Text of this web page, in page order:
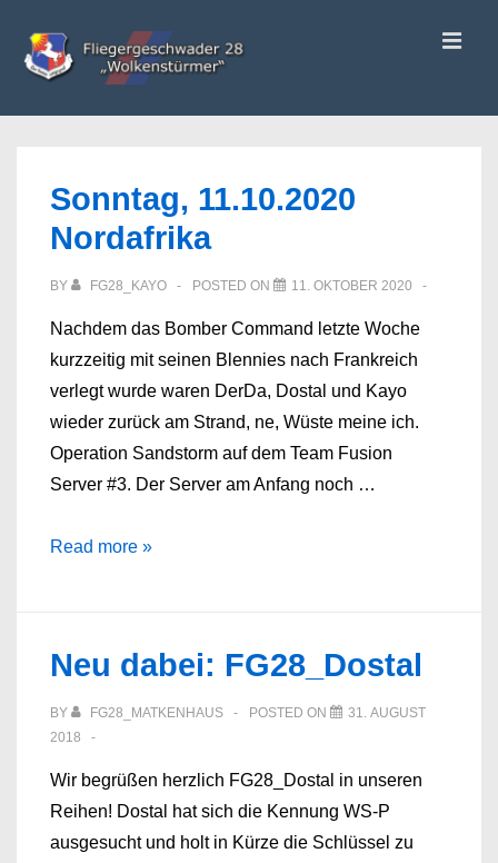
Zum
Inhalt
Sonntag, 11.10.2020
Nordafrika
BY FG28_KAYO POSTED ON 11. OKTOBER 2020
Nachdem das Bomber Command letzte Woche
kurzzeitig mit seinen Blennies nach Frankreich
verlegt wurde waren DerDa, Dostal und Kayo
wieder zurück am Strand, ne, Wüste meine ich.
Operation Sandstorm auf dem Team Fusion
Server #3. Der Server am Anfang noch …
Sonntag,
Read more »
Neu dabei: FG28_Dostal
BY FG28_MATKENHAUS POSTED ON
31. AUGUST
2018
Wir begrüßen herzlich FG28_Dostal in unseren
Reihen! Dostal hat sich die Kennung WS-P
ausgesucht und holt in Kürze die Schlüssel zu